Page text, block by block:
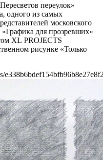
переулок»
одного из самых
московского
для прозревших»
XL PROJECTS
рисунке «Только